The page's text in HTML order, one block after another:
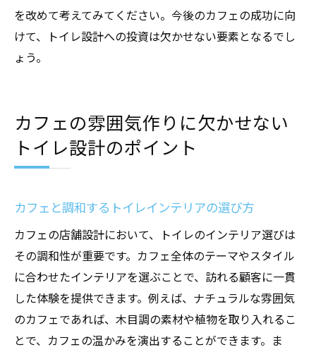
トイレの位置がカフェ体験に与える影響
を改めて考えてみてください。今後のカフェの成功に向
けて、トイレ設計への投資は欠かせない要素となるでし
ょう。
カフェの雰囲気作りに欠かせない
トイレ設計のポイント
カフェと調和するトイレインテリアの選び方
カフェの店舗設計において、トイレのインテリア選びは
その調和性が重要です。カフェ全体のテーマやスタイル
に合わせたインテリアを選ぶことで、訪れる顧客に一貫
した体験を提供できます。例えば、ナチュラルな雰囲気
のカフェであれば、木目調の素材や植物を取り入れるこ
とで、カフェの温かみを演出することができます。ま